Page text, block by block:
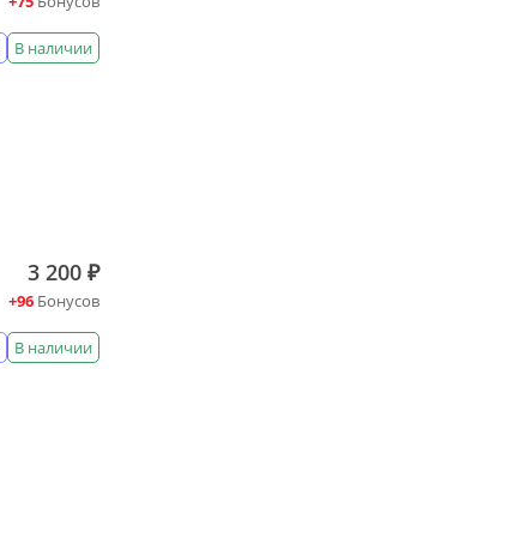
В наличии
3 200 ₽
+96Бонусов
В наличии